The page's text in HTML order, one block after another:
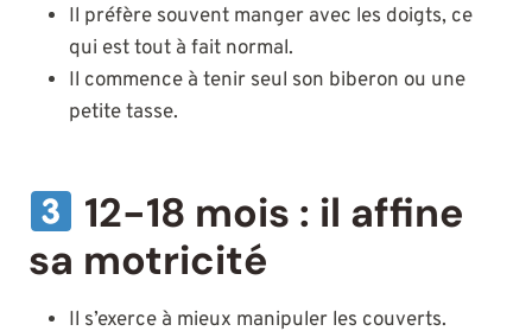
Il préfère souvent manger avec les doigts, ce
qui est tout à fait normal.
Il commence à tenir seul son biberon ou une
petite tasse.
12-18 mois : il affine
sa motricité
Il s’exerce à mieux manipuler les couverts.